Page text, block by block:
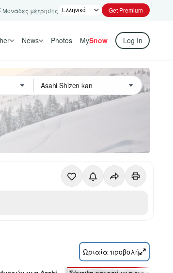
Μονάδες μέτρησης Get Premium
News Photos MySnow Log In
Ωριαία προβολή